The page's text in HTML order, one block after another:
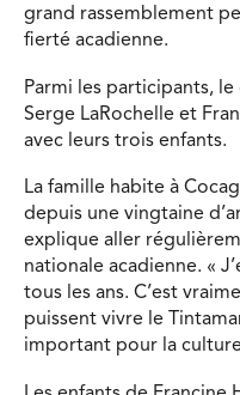
grand rassemblement
fierté acadienne.
Parmi les participants,
Serge LaRochelle et
avec leurs trois enfants.
La famille habite à
depuis une vingtaine
explique aller
nationale acadienne. «
tous les ans. C’est
puissent vivre le
important pour la